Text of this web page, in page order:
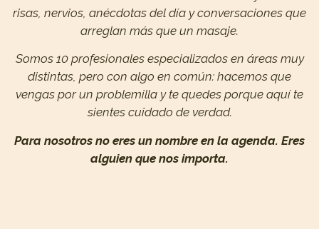
risas, nervios, anécdotas del día y conversaciones que
arreglan más que un masaje.
Somos 10 profesionales especializados en áreas muy
distintas, pero con algo en común: hacemos que
vengas por un problemilla y te quedes porque aquí te
sientes cuidado de verdad.
Para nosotros no eres un nombre en la agenda. Eres
alguien que nos importa.